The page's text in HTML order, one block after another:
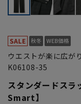
ウエストが楽に広が
K06108-35
スタンダードス
Smart】